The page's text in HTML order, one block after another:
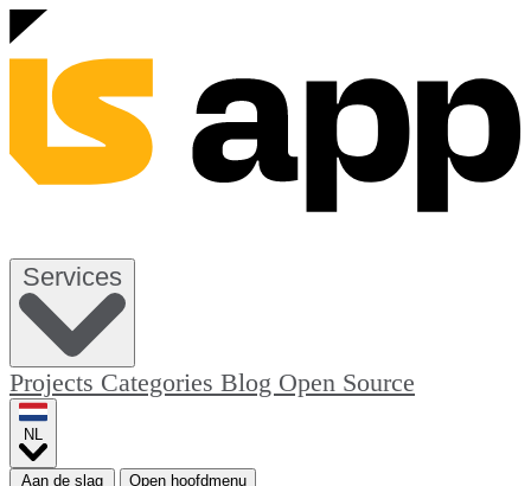
Services
Projects Categories Blog Open Source
NL
Aan de slag Open hoofdmenu